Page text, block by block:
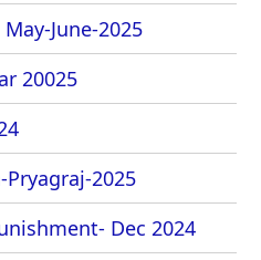
June-2025
20025
2025
Dec 2024